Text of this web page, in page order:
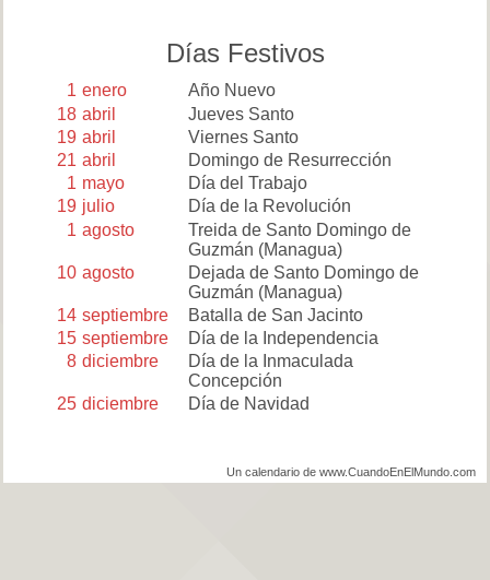
Días Festivos
1 enero
Año Nuevo
18 abril
Jueves Santo
19 abril
Viernes Santo
21 abril
Domingo de Resurrección
1 mayo
Día del Trabajo
19 julio
Día de la Revolución
1 agosto
Treida de Santo Domingo de
Guzmán (Managua)
10 agosto
Dejada de Santo Domingo de
Guzmán (Managua)
14 septiembre
Batalla de San Jacinto
15 septiembre
Día de la Independencia
8 diciembre
Día de la Inmaculada
Concepción
25 diciembre Día de Navidad
Un calendario de www.CuandoEnElMundo.com